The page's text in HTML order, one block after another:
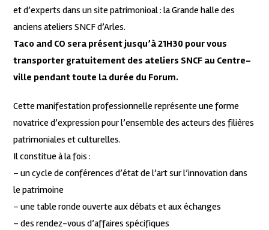
et d’experts dans un site patrimonioal : la Grande halle des
anciens ateliers SNCF d’Arles.
Taco and CO sera présent jusqu’à 21H30 pour vous
transporter gratuitement des ateliers SNCF au Centre-
ville pendant toute la durée du Forum.
Cette manifestation professionnelle représente une forme
novatrice d’expression pour l’ensemble des acteurs des filières
patrimoniales et culturelles.
Il constitue à la fois :
– un cycle de conférences d’état de l’art sur l’innovation dans
le patrimoine
– une table ronde ouverte aux débats et aux échanges
– des rendez-vous d’affaires spécifiques